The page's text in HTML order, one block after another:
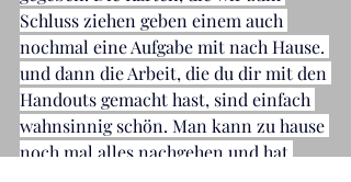
Schluss ziehen geben einem auch
nochmal eine Aufgabe mit nach Hause.
und dann die Arbeit, die du dir mit den
Handouts gemacht hast, sind einfach
wahnsinnig schön. Man kann zu hause
noch mal alles nachgehen und hat